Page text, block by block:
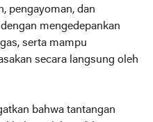
pengayoman, dan
mengedepankan
serta mampu
secara langsung oleh
bahwa tantangan